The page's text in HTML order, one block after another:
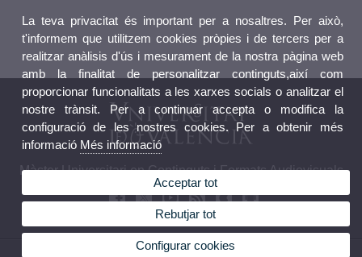
Màster Universitari en Continguts i Formats Audiovisuals
© 2026 UV. - Av. Blasco Ibañez, 32 Planta 5ª. Telèfon: (+34) 96 864 264
La teva privacitat és important per a nosaltres. Per això,
t'informem que utilitzem cookies pròpies i de tercers per a
realitzar anàlisis d'ús i mesurament de la nostra pàgina web
amb la finalitat de personalitzar continguts,així com
proporcionar funcionalitats a les xarxes socials o analitzar el
nostre trànsit. Per a continuar accepta o modifica la
configuració de les nostres cookies. Per a obtenir més
informació Més informació
Acceptar tot
Rebutjar tot
Configurar cookies